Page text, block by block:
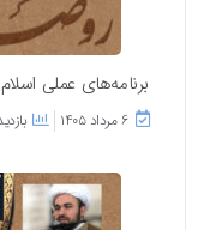
برنامه‌های عملی اسلام
۶ مرداد ۱۴۰۵ بازدید : 61